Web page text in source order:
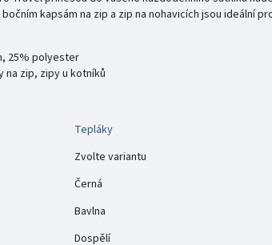
kapsám na zip a zip na nohavicích jsou ideální
25% polyester
na zip, zipy u kotníků
Tepláky
Zvolte variantu
Černá
Bavlna
Dospělí